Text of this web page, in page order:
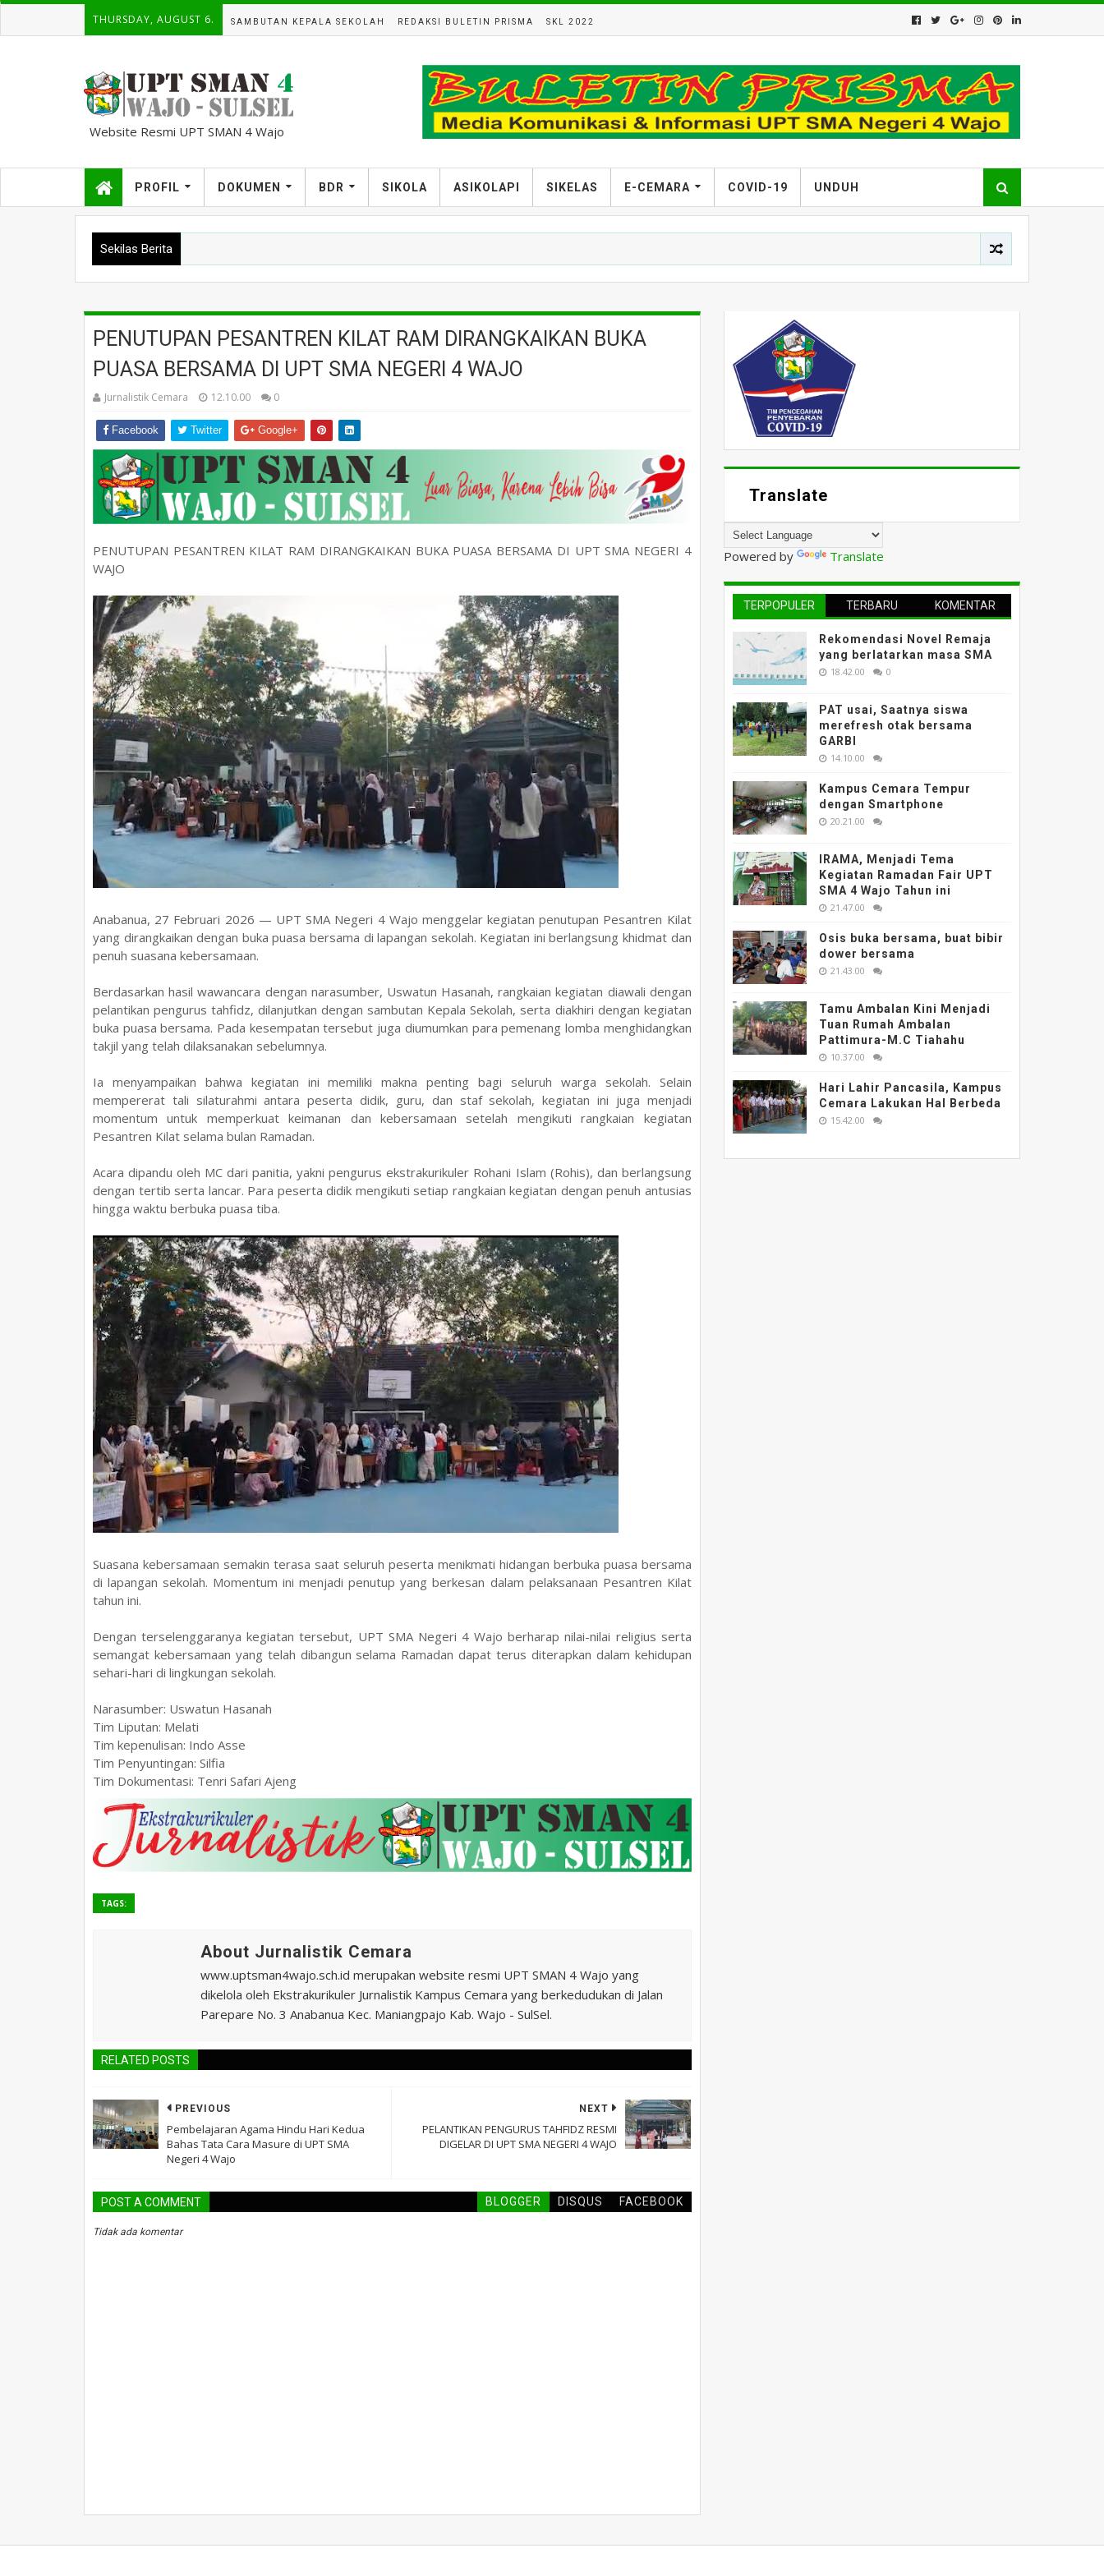
THURSDAY, AUGUST 6. SAMBUTAN KEPALA SEKOLAH REDAKSI BULETIN PRISMA SKL 2022
Website Resmi UPT SMAN 4 Wajo
PROFIL DOKUMEN BDR SIKOLA ASIKOLAPI SIKELAS E-CEMARA COVID-19 UNDUH
Sekilas Berita
PENUTUPAN PESANTREN KILAT RAM DIRANGKAIKAN BUKA
PUASA BERSAMA DI UPT SMA NEGERI 4 WAJO
Jurnalistik Cemara 12.10.00 0
Facebook Twitter Google+
PENUTUPAN PESANTREN KILAT RAM DIRANGKAIKAN BUKA PUASA BERSAMA DI UPT SMA NEGERI 4
WAJO
Anabanua, 27 Februari 2026 — UPT SMA Negeri 4 Wajo menggelar kegiatan penutupan Pesantren Kilat
yang dirangkaikan dengan buka puasa bersama di lapangan sekolah. Kegiatan ini berlangsung khidmat dan
penuh suasana kebersamaan.
Berdasarkan hasil wawancara dengan narasumber, Uswatun Hasanah, rangkaian kegiatan diawali dengan
pelantikan pengurus tahfidz, dilanjutkan dengan sambutan Kepala Sekolah, serta diakhiri dengan kegiatan
buka puasa bersama. Pada kesempatan tersebut juga diumumkan para pemenang lomba menghidangkan
takjil yang telah dilaksanakan sebelumnya.
Ia menyampaikan bahwa kegiatan ini memiliki makna penting bagi seluruh warga sekolah. Selain
mempererat tali silaturahmi antara peserta didik, guru, dan staf sekolah, kegiatan ini juga menjadi
momentum untuk memperkuat keimanan dan kebersamaan setelah mengikuti rangkaian kegiatan
Pesantren Kilat selama bulan Ramadan.
Acara dipandu oleh MC dari panitia, yakni pengurus ekstrakurikuler Rohani Islam (Rohis), dan berlangsung
dengan tertib serta lancar. Para peserta didik mengikuti setiap rangkaian kegiatan dengan penuh antusias
hingga waktu berbuka puasa tiba.
Suasana kebersamaan semakin terasa saat seluruh peserta menikmati hidangan berbuka puasa bersama
di lapangan sekolah. Momentum ini menjadi penutup yang berkesan dalam pelaksanaan Pesantren Kilat
tahun ini.
Dengan terselenggaranya kegiatan tersebut, UPT SMA Negeri 4 Wajo berharap nilai-nilai religius serta
semangat kebersamaan yang telah dibangun selama Ramadan dapat terus diterapkan dalam kehidupan
sehari-hari di lingkungan sekolah.
Narasumber: Uswatun Hasanah
Tim Liputan: Melati
Tim kepenulisan: Indo Asse
Tim Penyuntingan: Silfia
Tim Dokumentasi: Tenri Safari Ajeng
TAGS:
About Jurnalistik Cemara
www.uptsman4wajo.sch.id merupakan website resmi UPT SMAN 4 Wajo yang
dikelola oleh Ekstrakurikuler Jurnalistik Kampus Cemara yang berkedudukan di Jalan
Parepare No. 3 Anabanua Kec. Maniangpajo Kab. Wajo - SulSel.
RELATED POSTS
NEXT
PELANTIKAN PENGURUS TAHFIDZ RESMI
DIGELAR DI UPT SMA NEGERI 4 WAJO
PREVIOUS
Pembelajaran Agama Hindu Hari Kedua
Bahas Tata Cara Masure di UPT SMA
Negeri 4 Wajo
POST A COMMENT BLOGGER DISQUS FACEBOOK
Tidak ada komentar
Translate
Powered by Translate
TERPOPULER TERBARU KOMENTAR
Rekomendasi Novel Remaja
yang berlatarkan masa SMA
18.42.00 0
PAT usai, Saatnya siswa
merefresh otak bersama
GARBI
14.10.00
Kampus Cemara Tempur
dengan Smartphone
20.21.00
IRAMA, Menjadi Tema
Kegiatan Ramadan Fair UPT
SMA 4 Wajo Tahun ini
21.47.00
Osis buka bersama, buat bibir
dower bersama
21.43.00
Tamu Ambalan Kini Menjadi
Tuan Rumah Ambalan
Pattimura-M.C Tiahahu
10.37.00
Hari Lahir Pancasila, Kampus
Cemara Lakukan Hal Berbeda
15.42.00